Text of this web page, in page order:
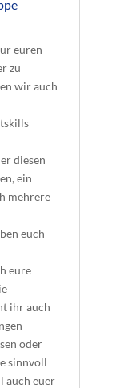
euren
zu
wir auch
diesen
ein
mehrere
euch
eure
ihr auch
oder
sinnvoll
auch euer